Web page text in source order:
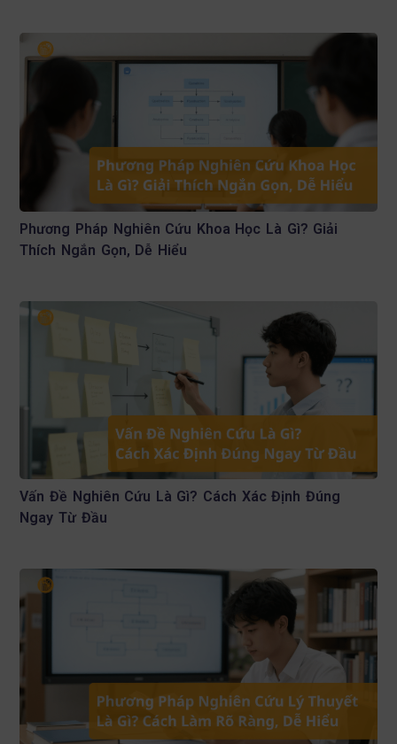
Phương Pháp Nghiên Cứu Khoa Học Là Gì? Giải
Thích Ngắn Gọn, Dễ Hiểu
Vấn Đề Nghiên Cứu Là Gì? Cách Xác Định Đúng
Ngay Từ Đầu